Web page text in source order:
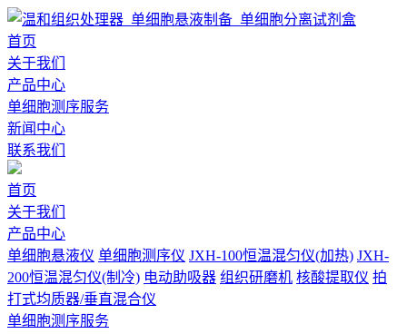
首页
关于我们
产品中心
单细胞测序服务
新闻中心
联系我们
首页
关于我们
产品中心
单细胞悬液仪 单细胞测序仪 JXH-100恒温混匀仪(加热) JXH-
200恒温混匀仪(制冷) 电动助吸器 组织研磨机 核酸提取仪 拍
打式均质器/垂直混合仪
单细胞测序服务